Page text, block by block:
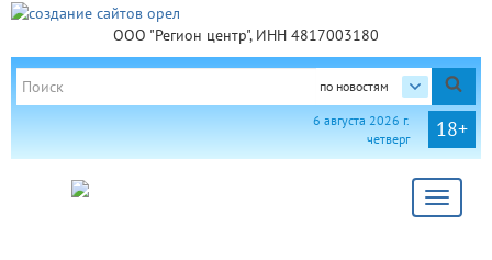
ООО "Регион центр", ИНН 4817003180
по новостям
18+
6 августа 2026 г.
четверг
Toggle